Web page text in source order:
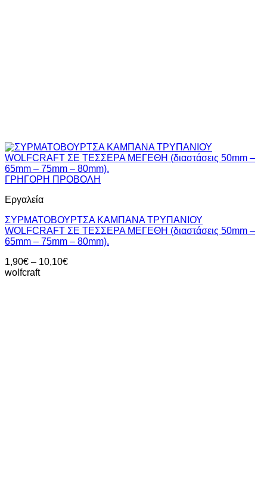
ΓΡΗΓΟΡΗ ΠΡΟΒΟΛΗ
Εργαλεία
ΣΥΡΜΑΤΟΒΟΥΡΤΣΑ ΚΑΜΠΑΝΑ ΤΡΥΠΑΝΙΟΥ
WOLFCRAFT ΣΕ ΤΕΣΣΕΡΑ ΜΕΓΕΘΗ (διαστάσεις 50mm –
65mm – 75mm – 80mm).
1,90€ – 10,10€Price
wolfcraft